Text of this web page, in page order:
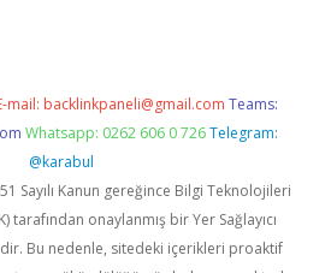
mail: backlinkpaneli@gmail.com Teams:
Whatsapp: 0262 606 0 726 Telegram:
@karabul
Sayılı Kanun gereğince Bilgi Teknolojileri
tarafından onaylanmış bir Yer Sağlayıcı
Bu nedenle, sitedeki içerikleri proaktif